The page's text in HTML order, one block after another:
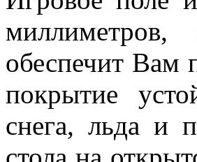
обеспечит Вам
покрытие
снега, льда и